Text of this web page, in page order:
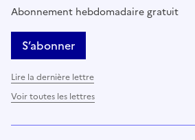
Abonnement hebdomadaire gratuit
S’abonner
Lire la dernière lettre
Voir toutes les lettres